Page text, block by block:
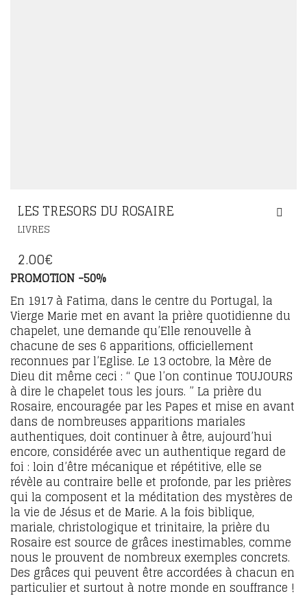
LES TRESORS DU ROSAIRE
LIVRES
2.00€
PROMOTION -50%
En 1917 à Fatima, dans le centre du Portugal, la
Vierge Marie met en avant la prière quotidienne du
chapelet, une demande qu’Elle renouvelle à
chacune de ses 6 apparitions, officiellement
reconnues par l’Eglise. Le 13 octobre, la Mère de
Dieu dit même ceci : “ Que l’on continue TOUJOURS
à dire le chapelet tous les jours. ” La prière du
Rosaire, encouragée par les Papes et mise en avant
dans de nombreuses apparitions mariales
authentiques, doit continuer à être, aujourd’hui
encore, considérée avec un authentique regard de
foi : loin d’être mécanique et répétitive, elle se
révèle au contraire belle et profonde, par les prières
qui la composent et la méditation des mystères de
la vie de Jésus et de Marie. A la fois biblique,
mariale, christologique et trinitaire, la prière du
Rosaire est source de grâces inestimables, comme
nous le prouvent de nombreux exemples concrets.
Des grâces qui peuvent être accordées à chacun en
particulier et surtout à notre monde en souffrance !